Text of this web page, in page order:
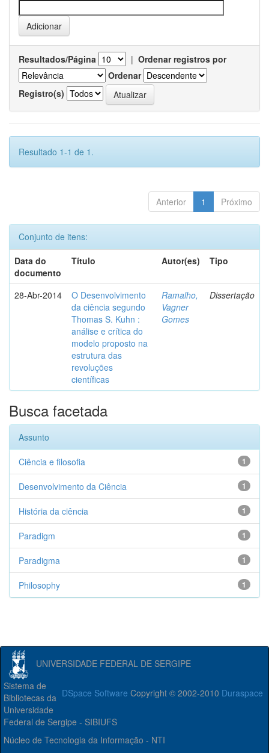
Resultados/Página | Ordenar registros por
Ordenar
Registro(s)
Resultado 1-1 de 1.
Anterior 1 Próximo
Conjunto de itens:
Data do
documento
Título Autor(es) Tipo
28-Abr-2014
O Desenvolvimento
da ciência segundo
Thomas S. Kuhn :
análise e crítica do
modelo proposto na
estrutura das
revoluções
científicas
Ramalho,
Vagner
Gomes
Dissertação
Busca facetada
Assunto
1
Ciência e filosofia
1
Desenvolvimento da Ciência
1
História da ciência
1
Paradigm
1
Paradigma
1
Philosophy
UNIVERSIDADE FEDERAL DE SERGIPE
DSpace Software Copyright © 2002-2010 Duraspace
Sistema de
Bibliotecas da
Universidade
Federal de Sergipe - SIBIUFS
Núcleo de Tecnologia da Informação - NTI